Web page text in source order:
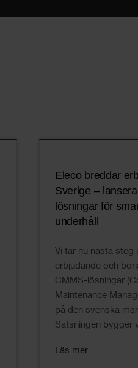
Eleco breddar
Sverige –
lösningar för
underhåll
Vi tar nu nästa steg
erbjudande och
CMMS-lösningar
Maintenance
på den svenska
Satsningen bygger
Läs mer